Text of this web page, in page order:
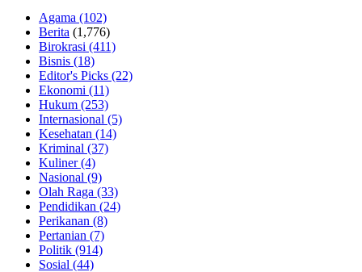
Agama (102)
Berita (1,776)
Birokrasi (411)
Bisnis (18)
Editor's Picks (22)
Ekonomi (11)
Hukum (253)
Internasional (5)
Kesehatan (14)
Kriminal (37)
Kuliner(4)
Nasional (9)
Olah Raga (33)
Pendidikan (24)
Perikanan (8)
Pertanian (7)
Politik (914)
Sosial (44)